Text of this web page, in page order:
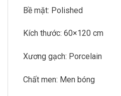
Bề mặt: Polished
Kích thước: 60×120 cm
Xương gạch: Porcelain
Chất men: Men bóng